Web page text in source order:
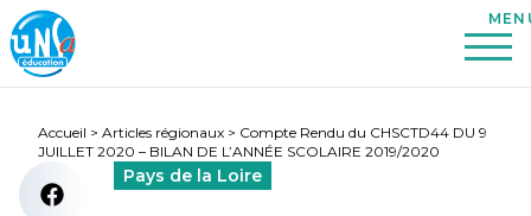
Accueil > Articles régionaux > Compte Rendu du CHSCTD44 DU 9
JUILLET 2020 – BILAN DE L’ANNÉE SCOLAIRE 2019/2020
Pays de la Loire